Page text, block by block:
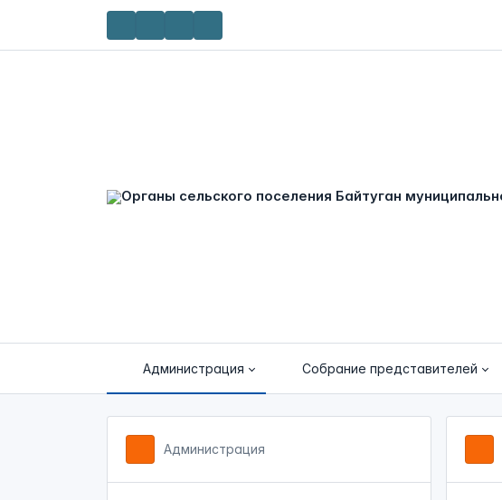
Администрация Собрание представителей
Администрация